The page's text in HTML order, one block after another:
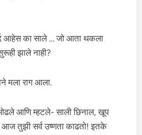
आहेस का साले … जो आता थकला
झाले नाही?
मला राग आला.
आणि म्हटले- साली छिनाल, खूप
तुझी सर्व उष्णता काढतो! इतके